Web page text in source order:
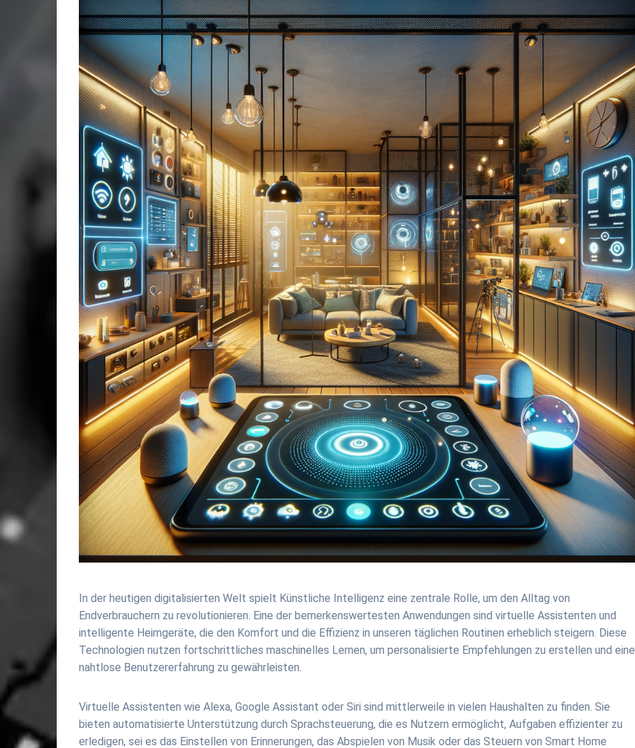
In der heutigen digitalisierten Welt spielt Künstliche Intelligenz eine zentrale Rolle, um den Alltag von
Endverbrauchern zu revolutionieren. Eine der bemerkenswertesten Anwendungen sind virtuelle Assistenten und
intelligente Heimgeräte, die den Komfort und die Effizienz in unseren täglichen Routinen erheblich steigern. Diese
Technologien nutzen fortschrittliches maschinelles Lernen, um personalisierte Empfehlungen zu erstellen und eine
nahtlose Benutzererfahrung zu gewährleisten.
Virtuelle Assistenten wie Alexa, Google Assistant oder Siri sind mittlerweile in vielen Haushalten zu finden. Sie
bieten automatisierte Unterstützung durch Sprachsteuerung, die es Nutzern ermöglicht, Aufgaben effizienter zu
erledigen, sei es das Einstellen von Erinnerungen, das Abspielen von Musik oder das Steuern von Smart Home